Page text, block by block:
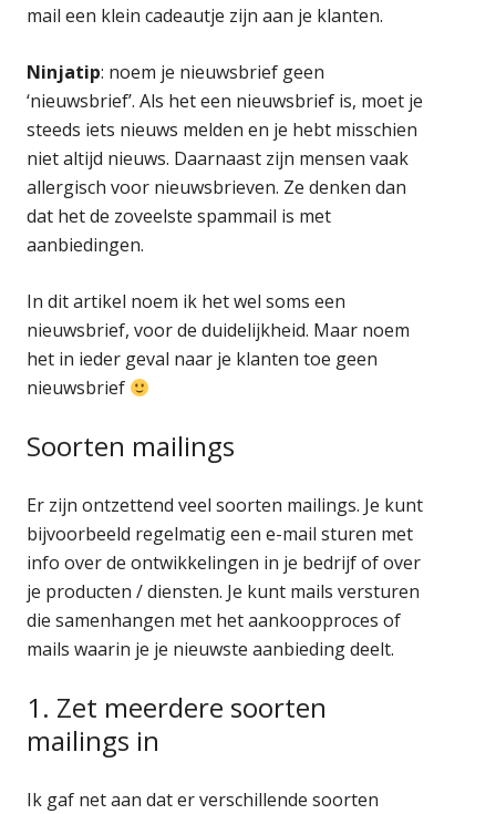
mail een klein cadeautje zijn aan je klanten.
Ninjatip: noem je nieuwsbrief geen
‘nieuwsbrief’. Als het een nieuwsbrief is, moet je
steeds iets nieuws melden en je hebt misschien
niet altijd nieuws. Daarnaast zijn mensen vaak
allergisch voor nieuwsbrieven. Ze denken dan
dat het de zoveelste spammail is met
aanbiedingen.
In dit artikel noem ik het wel soms een
nieuwsbrief, voor de duidelijkheid. Maar noem
het in ieder geval naar je klanten toe geen
nieuwsbrief
Soorten mailings
Er zijn ontzettend veel soorten mailings. Je kunt
bijvoorbeeld regelmatig een e-mail sturen met
info over de ontwikkelingen in je bedrijf of over
je producten / diensten. Je kunt mails versturen
die samenhangen met het aankoopproces of
mails waarin je je nieuwste aanbieding deelt.
1. Zet meerdere soorten
mailings in
Ik gaf net aan dat er verschillende soorten